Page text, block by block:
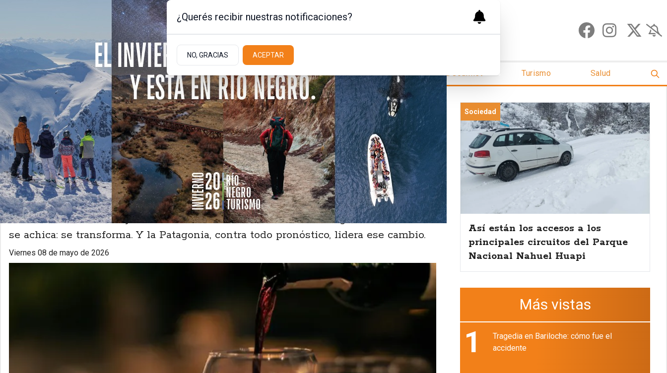
-0.4ºc | Bariloche, Rio Negro
Portada Sociedad Empresas Policiales / Judiciales Actualidad Latitud Gourmet Turismo Salud
Latitud Gourmet
Se toma menos vino, pero mejor: la
revolución silenciosa en la copa de los
argentinos
El consumo interno cayó un 28% en la última década. Sin embargo, la industria no
se achica: se transforma. Y la Patagonia, contra todo pronóstico, lidera ese cambio.
viernes 08 de mayo de 2026
Sociedad
Así están los accesos a los
principales circuitos del Parque
Nacional Nahuel Huapi
Más vistas
1
Tragedia en Bariloche: cómo fue el
accidente
¿Querés recibir nuestras notificaciones?
NO, GRACIAS ACEPTAR